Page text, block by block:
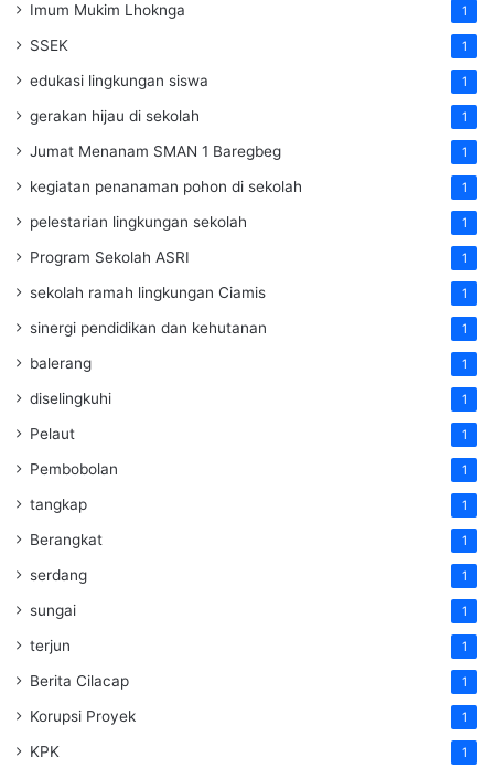
Imum Mukim Lhoknga 1
SSEK 1
edukasi lingkungan siswa 1
gerakan hijau di sekolah 1
Jumat Menanam SMAN 1 Baregbeg 1
kegiatan penanaman pohon di sekolah 1
pelestarian lingkungan sekolah 1
Program Sekolah ASRI 1
sekolah ramah lingkungan Ciamis 1
sinergi pendidikan dan kehutanan 1
balerang 1
diselingkuhi 1
Pelaut 1
Pembobolan 1
tangkap 1
Berangkat 1
serdang 1
sungai 1
terjun 1
Berita Cilacap 1
Korupsi Proyek 1
KPK 1